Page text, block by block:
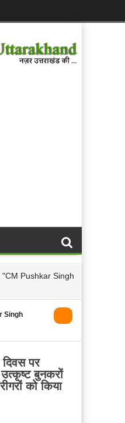
"CM Pushkar Singh
Singh
दिवस पर
बुनकरों
को किया